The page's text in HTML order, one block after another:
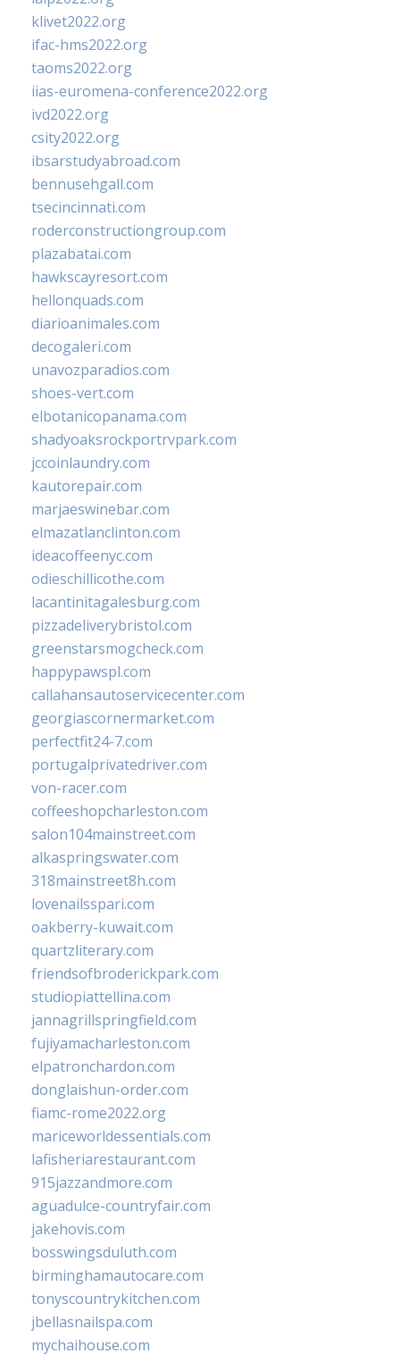
klivet2022.org
ifac-hms2022.org
taoms2022.org
iias-euromena-conference2022.org
ivd2022.org
csity2022.org
ibsarstudyabroad.com
bennusehgall.com
tsecincinnati.com
roderconstructiongroup.com
plazabatai.com
hawkscayresort.com
hellonquads.com
diarioanimales.com
decogaleri.com
unavozparadios.com
shoes-vert.com
elbotanicopanama.com
shadyoaksrockportrvpark.com
jccoinlaundry.com
kautorepair.com
marjaeswinebar.com
elmazatlanclinton.com
ideacoffeenyc.com
odieschillicothe.com
lacantinitagalesburg.com
pizzadeliverybristol.com
greenstarsmogcheck.com
happypawspl.com
callahansautoservicecenter.com
georgiascornermarket.com
perfectfit24-7.com
portugalprivatedriver.com
von-racer.com
coffeeshopcharleston.com
salon104mainstreet.com
alkaspringswater.com
318mainstreet8h.com
lovenailsspari.com
oakberry-kuwait.com
quartzliterary.com
friendsofbroderickpark.com
studiopiattellina.com
jannagrillspringfield.com
fujiyamacharleston.com
elpatronchardon.com
donglaishun-order.com
fiamc-rome2022.org
mariceworldessentials.com
lafisheriarestaurant.com
915jazzandmore.com
aguadulce-countryfair.com
jakehovis.com
bosswingsduluth.com
birminghamautocare.com
tonyscountrykitchen.com
jbellasnailspa.com
mychaihouse.com